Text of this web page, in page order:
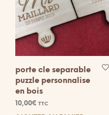
porte cle separable
puzzle personnalise
en bois
10,00€ TTC